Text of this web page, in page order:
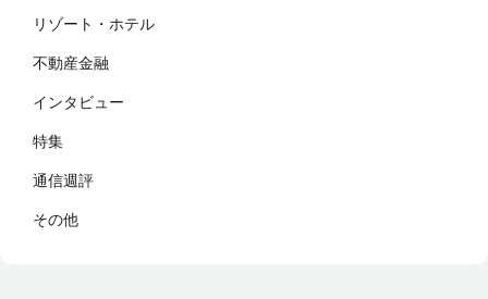
リゾート・ホテル
不動産金融
インタビュー
特集
通信週評
その他